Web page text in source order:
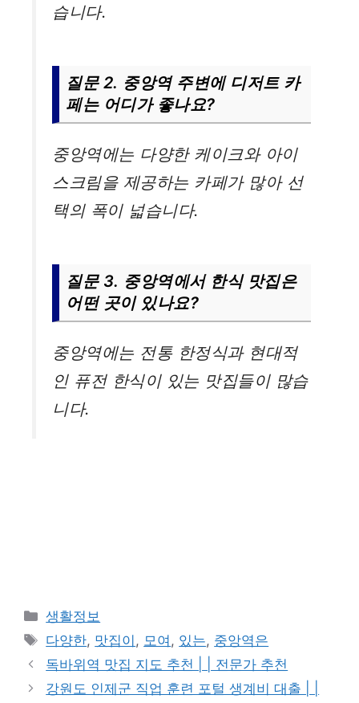
습니다.
질문 2. 중앙역 주변에 디저트 카
페는 어디가 좋나요?
중앙역에는 다양한 케이크와 아이
스크림을 제공하는 카페가 많아 선
택의 폭이 넓습니다.
질문 3. 중앙역에서 한식 맛집은
어떤 곳이 있나요?
중앙역에는 전통 한정식과 현대적
인 퓨전 한식이 있는 맛집들이 많습
니다.
카
테
고
리
생활정보
태
그
다양한, 맛집이 , 모여 , 있는, 중앙역은
독바위역 맛집 지도 추천 | | 전문가 추천
강원도 인제군 직업 훈련 포털 생계비 대출 | |